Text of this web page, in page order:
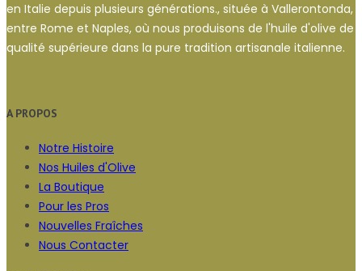
en Italie depuis plusieurs générations., située à Vallerontonda,
entre Rome et Naples, où nous produisons de l'huile d'olive de
qualité supérieure dans la pure tradition artisanale italienne.
A PROPOS
Notre Histoire
Nos Huiles d'Olive
La Boutique
Pour les Pros
Nouvelles Fraîches
Nous Contacter